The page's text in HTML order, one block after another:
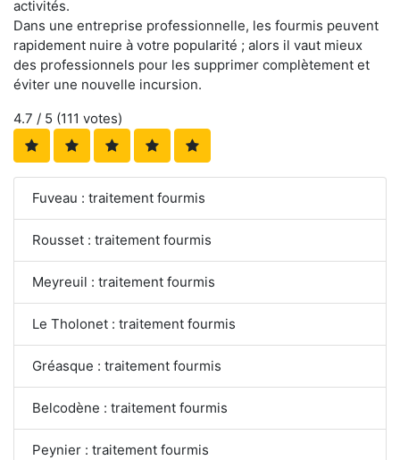
activités.
Dans une entreprise professionnelle, les fourmis peuvent
rapidement nuire à votre popularité ; alors il vaut mieux
des professionnels pour les supprimer complètement et
éviter une nouvelle incursion.
4.7 / 5 (111 votes)
Fuveau : traitement fourmis
Rousset : traitement fourmis
Meyreuil : traitement fourmis
Le Tholonet : traitement fourmis
Gréasque : traitement fourmis
Belcodène : traitement fourmis
Peynier : traitement fourmis